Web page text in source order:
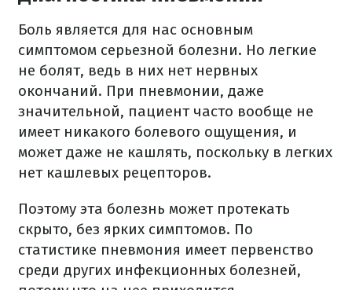
Боль является для нас основным
симптомом серьезной болезни. Но легкие
не болят, ведь в них нет нервных
окончаний. При пневмонии, даже
значительной, пациент часто вообще не
имеет никакого болевого ощущения, и
может даже не кашлять, поскольку в легких
нет кашлевых рецепторов.
Поэтому эта болезнь может протекать
скрыто, без ярких симптомов. По
статистике пневмония имеет первенство
среди других инфекционных болезней,